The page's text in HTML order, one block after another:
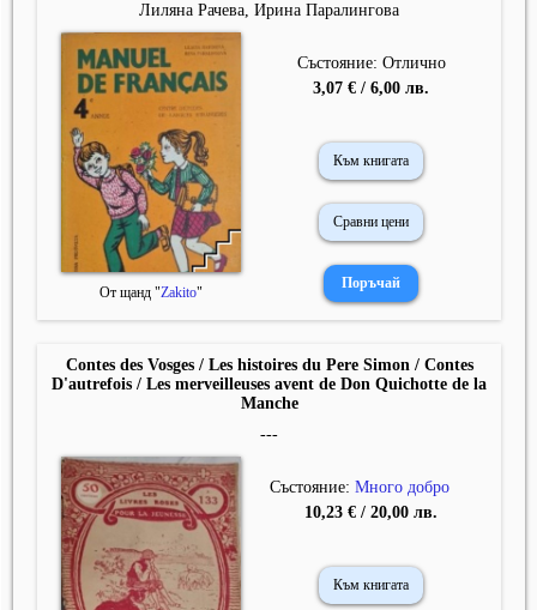
Лиляна Рачева, Ирина Паралингова
От щанд "Zakito"
Състояние: Отлично
3,07 € / 6,00 лв.
Към книгата
Сравни цени
Contes des Vosges / Les histoires du Pere Simon / Contes
D'autrefois / Les merveilleuses avent de Don Quichotte de la
Manche
---
Състояние: Много добро
10,23 € / 20,00 лв.
Към книгата